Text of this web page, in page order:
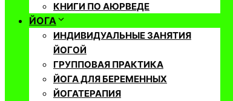
КНИГИ ПО АЮРВЕДЕ
ЙОГА
ИНДИВИДУАЛЬНЫЕ ЗАНЯТИЯ
ЙОГОЙ
ГРУППОВАЯ ПРАКТИКА
ЙОГА ДЛЯ БЕРЕМЕННЫХ
ЙОГАТЕРАПИЯ